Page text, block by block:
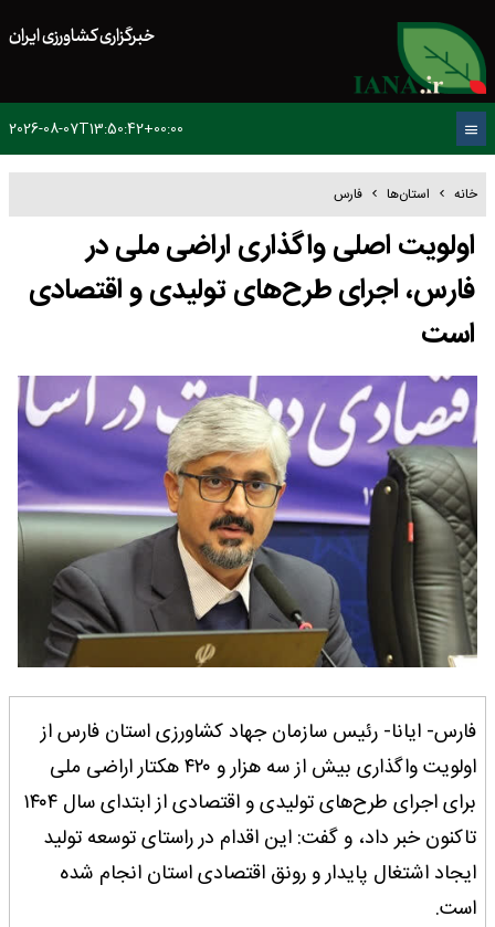
خبرگزاری کشاورزی ایران
2026-08-07T13:50:42+00:00
خانه استان‌ها فارس
اولویت اصلی واگذاری اراضی ملی در
فارس، اجرای طرح‌های تولیدی و اقتصادی
است
فارس- ایانا- رئیس سازمان جهاد کشاورزی استان فارس از
اولویت واگذاری بیش از سه هزار و ۴۲۰ هکتار اراضی ملی
برای اجرای طرح‌های تولیدی و اقتصادی از ابتدای سال ۱۴۰۴
تاکنون خبر داد، و گفت: این اقدام در راستای توسعه تولید
ایجاد اشتغال پایدار و رونق اقتصادی استان انجام شده
است.